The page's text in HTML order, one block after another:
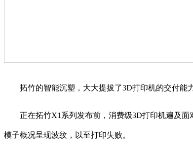
拓竹的智能沉塑，大大提拔了3D打印机的交付能力
正在拓竹X1系列发布前，消费级3D打印机遍及面对
模子概况呈现波纹，以至打印失败。